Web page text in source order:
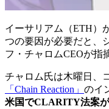
イーサリアム（ETH）
つの要因が必要だと、
フ・チャロムCEOが指
チャロム氏は木曜日、
「Chain Reaction」 のイ
米国でCLARITY法案が